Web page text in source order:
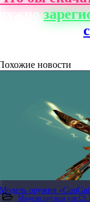
новости
Модель оружия
Модели оружия для CS